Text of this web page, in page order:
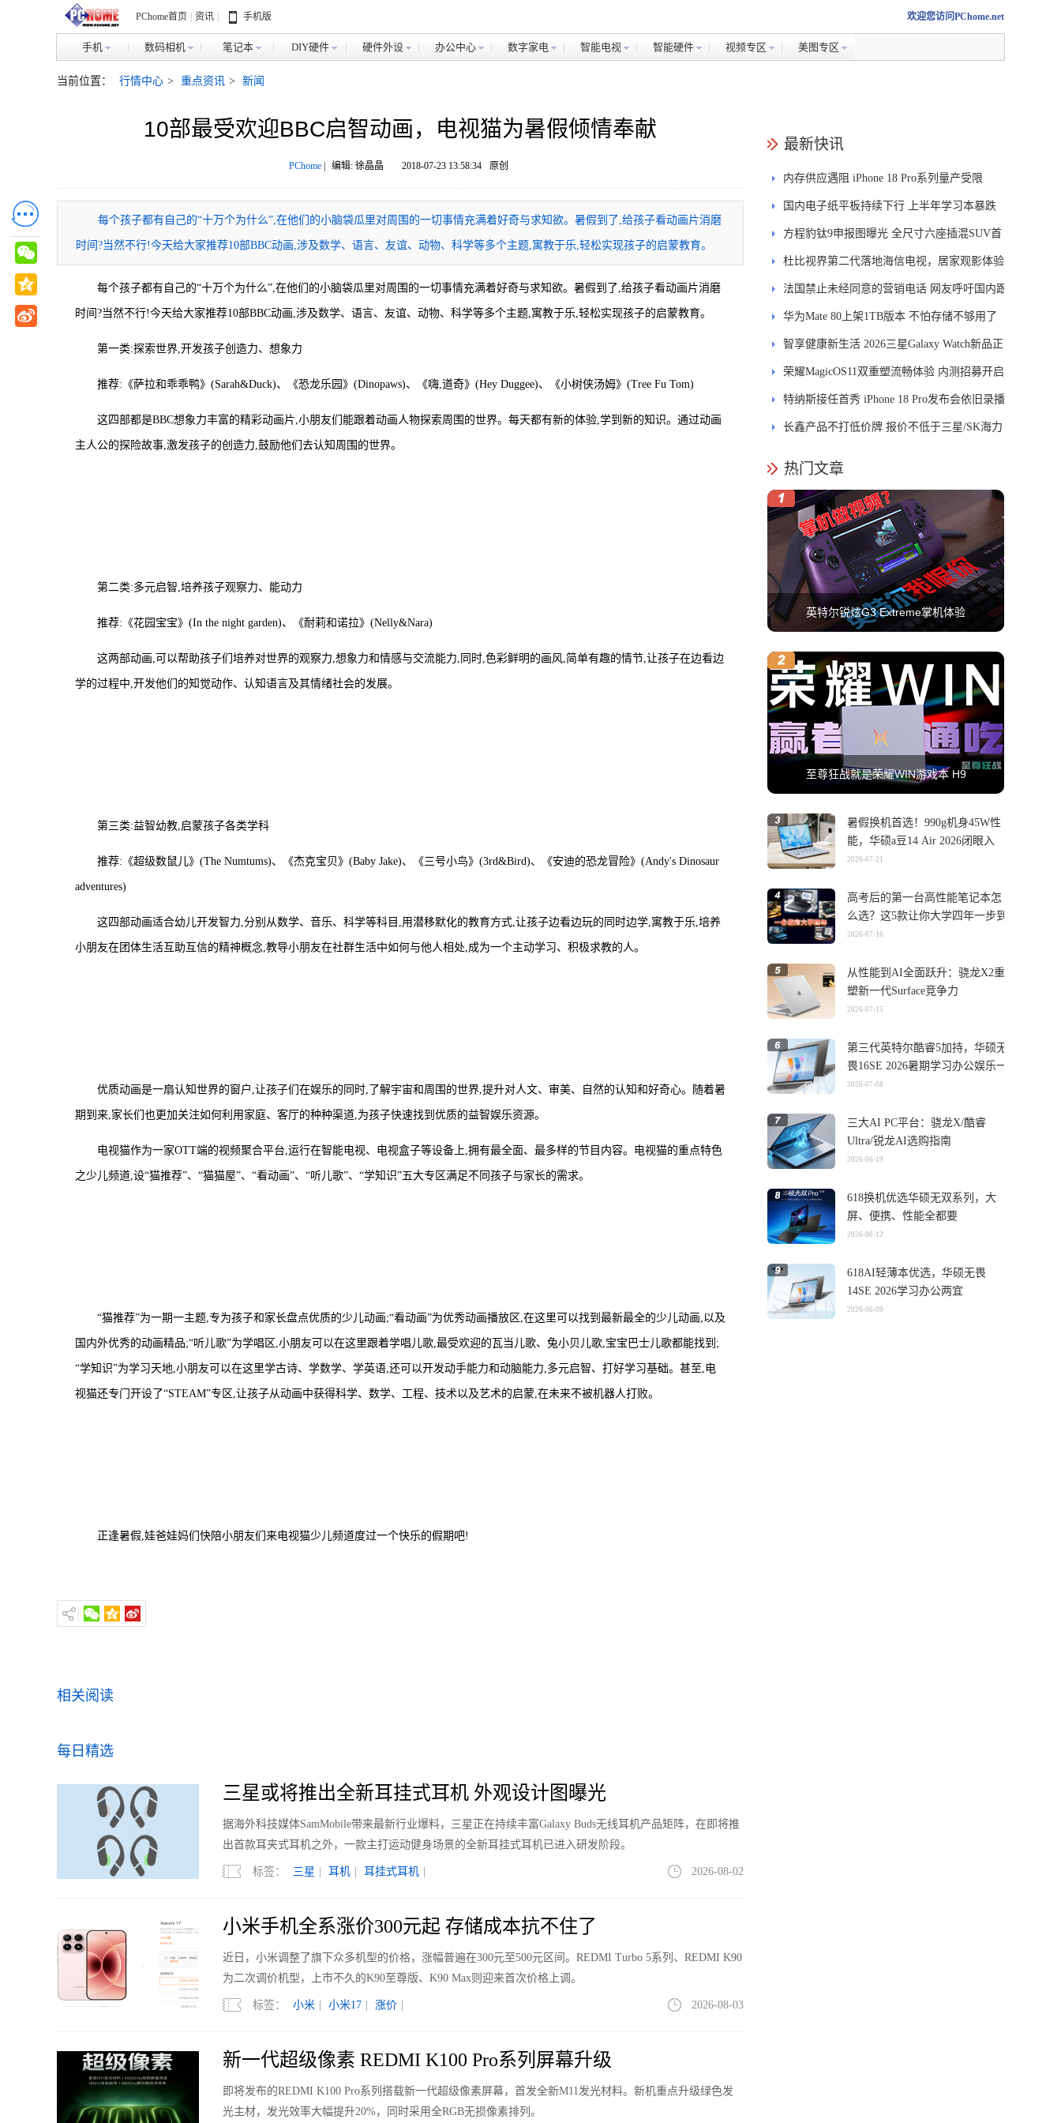
PChome首页 资讯 手机版 欢迎您访问PChome.net
手机 数码相机 笔记本 DIY硬件 硬件外设 办公中心 数字家电 智能电视 智能硬件 视频专区 美图专区
当前位置： 行情中心 > 重点资讯 > 新闻
10部最受欢迎BBC启智动画，电视猫为暑假倾情奉献
PChome| 编辑: 徐晶晶 2018-07-23 13:58:34 原创
每个孩子都有自己的“十万个为什么”,在他们的小脑袋瓜里对周围的一切事情充满着好奇与求知欲。暑假到了,给孩子看动画片消磨
时间?当然不行!今天给大家推荐10部BBC动画,涉及数学、语言、友谊、动物、科学等多个主题,寓教于乐,轻松实现孩子的启蒙教育。
每个孩子都有自己的“十万个为什么”,在他们的小脑袋瓜里对周围的一切事情充满着好奇与求知欲。暑假到了,给孩子看动画片消磨
时间?当然不行!今天给大家推荐10部BBC动画,涉及数学、语言、友谊、动物、科学等多个主题,寓教于乐,轻松实现孩子的启蒙教育。
第一类:探索世界,开发孩子创造力、想象力
推荐:《萨拉和乖乖鸭》(Sarah&Duck)、《恐龙乐园》(Dinopaws)、《嗨,道奇》(Hey Duggee)、《小树侠汤姆》(Tree Fu Tom)
这四部都是BBC想象力丰富的精彩动画片,小朋友们能跟着动画人物探索周围的世界。每天都有新的体验,学到新的知识。通过动画
主人公的探险故事,激发孩子的创造力,鼓励他们去认知周围的世界。
第二类:多元启智,培养孩子观察力、能动力
推荐:《花园宝宝》(In the night garden)、《耐莉和诺拉》(Nelly&Nara)
这两部动画,可以帮助孩子们培养对世界的观察力,想象力和情感与交流能力,同时,色彩鲜明的画风,简单有趣的情节,让孩子在边看边
学的过程中,开发他们的知觉动作、认知语言及其情绪社会的发展。
第三类:益智幼教,启蒙孩子各类学科
推荐:《超级数鼠儿》(The Numtums)、《杰克宝贝》(Baby Jake)、《三号小鸟》(3rd&Bird)、《安迪的恐龙冒险》(Andy's Dinosaur
adventures)
这四部动画适合幼儿开发智力,分别从数学、音乐、科学等科目,用潜移默化的教育方式,让孩子边看边玩的同时边学,寓教于乐,培养
小朋友在团体生活互助互信的精神概念,教导小朋友在社群生活中如何与他人相处,成为一个主动学习、积极求教的人。
优质动画是一扇认知世界的窗户,让孩子们在娱乐的同时,了解宇宙和周围的世界,提升对人文、审美、自然的认知和好奇心。随着暑
期到来,家长们也更加关注如何利用家庭、客厅的种种渠道,为孩子快速找到优质的益智娱乐资源。
电视猫作为一家OTT端的视频聚合平台,运行在智能电视、电视盒子等设备上,拥有最全面、最多样的节目内容。电视猫的重点特色
之少儿频道,设“猫推荐”、“猫猫屋”、“看动画”、“听儿歌”、“学知识”五大专区满足不同孩子与家长的需求。
“猫推荐”为一期一主题,专为孩子和家长盘点优质的少儿动画;“看动画”为优秀动画播放区,在这里可以找到最新最全的少儿动画,以及
国内外优秀的动画精品;“听儿歌”为学唱区,小朋友可以在这里跟着学唱儿歌,最受欢迎的瓦当儿歌、兔小贝儿歌,宝宝巴士儿歌都能找到;
“学知识”为学习天地,小朋友可以在这里学古诗、学数学、学英语,还可以开发动手能力和动脑能力,多元启智、打好学习基础。甚至,电
视猫还专门开设了“STEAM”专区,让孩子从动画中获得科学、数学、工程、技术以及艺术的启蒙,在未来不被机器人打败。
正逢暑假,娃爸娃妈们快陪小朋友们来电视猫少儿频道度过一个快乐的假期吧!
相关阅读
每日精选
三星或将推出全新耳挂式耳机 外观设计图曝光
据海外科技媒体SamMobile带来最新行业爆料，三星正在持续丰富Galaxy Buds无线耳机产品矩阵，在即将推
出首款耳夹式耳机之外，一款主打运动健身场景的全新耳挂式耳机已进入研发阶段。
标签： 三星 耳机 耳挂式耳机 2026-08-02
小米手机全系涨价300元起 存储成本抗不住了
近日，小米调整了旗下众多机型的价格，涨幅普遍在300元至500元区间。REDMI Turbo 5系列、REDMI K90
为二次调价机型，上市不久的K90至尊版、K90 Max则迎来首次价格上调。
标签： 小米 小米17 涨价 2026-08-03
新一代超级像素 REDMI K100 Pro系列屏幕升级
即将发布的REDMI K100 Pro系列搭载新一代超级像素屏幕，首发全新M11发光材料。新机重点升级绿色发
光主材，发光效率大幅提升20%，同时采用全RGB无损像素排列。
最新快讯
内存供应遇阻 iPhone 18 Pro系列量产受限
国内电子纸平板持续下行 上半年学习本暴跌
84.6%
方程豹钛9申报图曝光 全尺寸六座插混SUV首
发DMS
杜比视界第二代落地海信电视，居家观影体验
能迎来哪些升级？
法国禁止未经同意的营销电话 网友呼吁国内跟
进
华为Mate 80上架1TB版本 不怕存储不够用了
智享健康新生活 2026三星Galaxy Watch新品正
式开售
荣耀MagicOS11双重塑流畅体验 内测招募开启
特纳斯接任首秀 iPhone 18 Pro发布会依旧录播
长鑫产品不打低价牌 报价不低于三星/SK海力
热门文章
英特尔锐炫G3 Extreme掌机体验
至尊狂战就是荣耀WIN游戏本 H9
暑假换机首选！990g机身45W性
能，华硕a豆14 Air 2026闭眼入
2026-07-21
高考后的第一台高性能笔记本怎
么选？这5款让你大学四年一步到
位
2026-07-16
从性能到AI全面跃升：骁龙X2重
塑新一代Surface竞争力
2026-07-15
第三代英特尔酷睿5加持，华硕无
畏16SE 2026暑期学习办公娱乐一
机搞定
2026-07-08
三大AI PC平台：骁龙X/酷睿
Ultra/锐龙AI选购指南
2026-06-19
618换机优选华硕无双系列，大
屏、便携、性能全都要
2026-06-12
618AI轻薄本优选，华硕无畏
14SE 2026学习办公两宜
2026-06-09